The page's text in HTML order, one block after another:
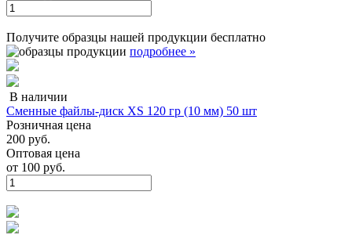
Получите образцы нашей продукции бесплатно
подробнее »
В наличии
Сменные файлы-диск XS 120 гр (10 мм) 50 шт
Розничная цена
200 руб.
Оптовая цена
от 100 руб.